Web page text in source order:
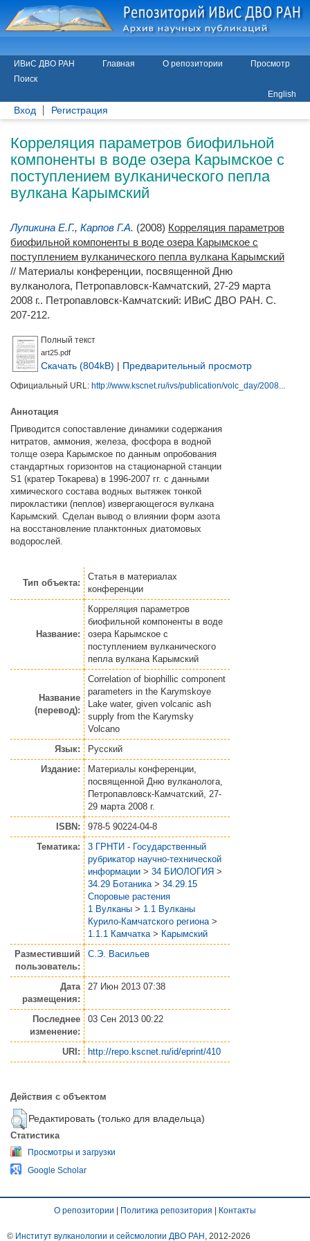
ИВиС ДВО РАН Главная О репозитории
Просмотр
Поиск
English
Вход Регистрация
Корреляция параметров биофильной
компоненты в воде озера Карымское с
поступлением вулканического пепла
вулкана Карымский
Лупикина Е.Г., Карпов Г.А. (2008) Корреляция параметров
биофильной компоненты в воде озера Карымское с
поступлением вулканического пепла вулкана Карымский
// Материалы конференции, посвященной Дню
вулканолога, Петропавловск-Камчатский, 27-29 марта
2008 г.. Петропавловск-Камчатский: ИВиС ДВО РАН. С.
207-212.
Полный текст
art25.pdf
Скачать (804kB) | Предварительный просмотр
Официальный URL: http://www.kscnet.ru/ivs/publication/volc_day/2008...
Аннотация
Приводится сопоставление динамики содержания
нитратов, аммония, железа, фосфора в водной
толще озера Карымское по данным опробования
стандартных горизонтов на стационарной станции
S1 (кратер Токарева) в 1996-2007 гг. с данными
химического состава водных вытяжек тонкой
пирокластики (пеплов) извергающегося вулкана
Карымский. Сделан вывод о влиянии форм азота
на восстановление планктонных диатомовых
водорослей.
Тип объекта:
Статья в материалах
конференции
Название:
Корреляция параметров
биофильной компоненты в воде
озера Карымское с
поступлением вулканического
пепла вулкана Карымский
Название
(перевод):
Correlation of biophillic component
parameters in the Karymskoye
Lake water, given volcanic ash
supply from the Karymsky
Volcano
Язык:
Русский
Издание:
Материалы конференции,
посвященной Дню вулканолога,
Петропавловск-Камчатский, 27-
29 марта 2008 г.
ISBN:
978-5 90224-04-8
Тематика:
3 ГРНТИ - Государственный
рубрикатор научно-технической
информации > 34 БИОЛОГИЯ >
34.29 Ботаника > 34.29.15
Споровые растения
1 Вулканы > 1.1 Вулканы
Курило-Камчатского региона >
1.1.1 Камчатка > Карымский
Разместивший
пользователь:
С.Э. Васильев
Дата
размещения:
27 Июн 2013 07:38
Последнее
изменение:
03 Сен 2013 00:22
URI: http://repo.kscnet.ru/id/eprint/410
Действия с объектом
Редактировать (только для владельца)
Статистика
Просмотры и загрузки
Google Scholar
О репозитории | Политика репозитория | Контакты
© Институт вулканологии и сейсмологии ДВО РАН , 2012-2026